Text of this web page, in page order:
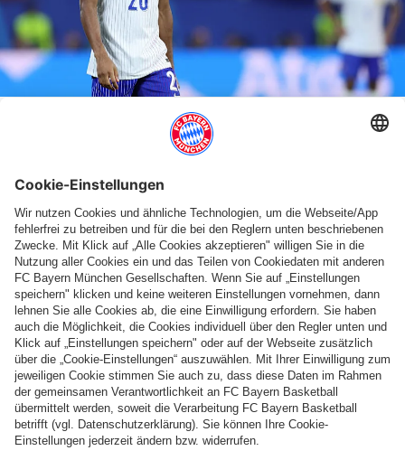
Erster Einsatz bei der EM 2024 für King. Beim 0:0 gegen die Niederlande wurde er in
Damit du keines der Spiele der Europameisterschaft verpasst,
kannst du dir ausdrucken und aufhängen. Er zeigt dir, wann die
Spiele stattfinden. Außerdem kannst du hier alle Ergebnisse
eintragen. Mit meinem bärenstarken Spielplan bist du die
nächsten Wochen bestens informiert!
Bis bald, dein Berni!
HIER FINDEST DU ALLE ERGEBNISSE
UND TABELLEN DER EURO 2024